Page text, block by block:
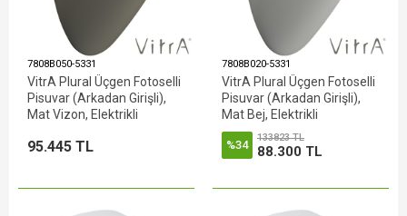
7808B050-5331
VitrA Plural Üçgen Fotoselli
Pisuvar (Arkadan Girişli),
Mat Vizon, Elektrikli
95.445 TL
7808B020-5331
VitrA Plural Üçgen Fotoselli
Pisuvar (Arkadan Girişli),
Mat Bej, Elektrikli
%34
133823 TL
88.300 TL